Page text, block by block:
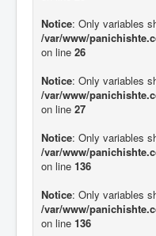
Notice: Only variables
/var/www/
on line 26
Notice: Only variables
/var/www/
on line 27
Notice: Only variables
/var/www/
on line 136
Notice: Only variables
/var/www/
on line 136